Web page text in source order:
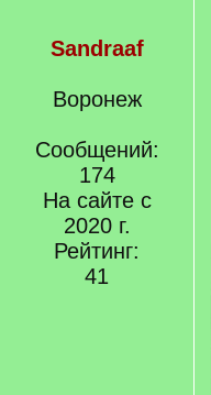
Sandraaf
Воронеж
Сообщений:
174
На сайте с
2020 г.
Рейтинг:
41